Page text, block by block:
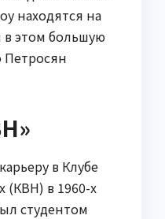
находятся на
в этом большую
Петросян
в Клубе
(КВН) в 1960-х
студентом